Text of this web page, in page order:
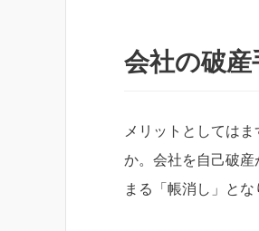
会社の破
メリットとしてはま
か。会社を自己破
まる「帳消し」とな